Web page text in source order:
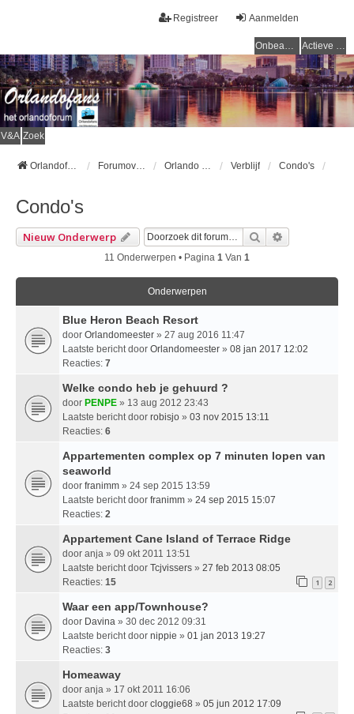
Aanmelden
Registreer
Onbeantwoorde onderwerpen Actieve onderwerpen
V&A Zoek
Orlandofans Homepage Forumoverzicht Orlando & omgeving Verblijf Condo's
Condo's
Nieuw Onderwerp Zoek
11 Onderwerpen • Pagina 1 Van 1
Onderwerpen
Blue Heron Beach Resort
door Orlandomeester » 27 aug 2016 11:47
Laatste bericht door Orlandomeester » 08 jan 2017 12:02
Reacties: 7
Welke condo heb je gehuurd ?
door PENPE » 13 aug 2012 23:43
Laatste bericht door robisjo » 03 nov 2015 13:11
Reacties: 6
Appartementen complex op 7 minuten lopen van
seaworld
door franimm » 24 sep 2015 13:59
Laatste bericht door franimm » 24 sep 2015 15:07
Reacties: 2
Appartement Cane Island of Terrace Ridge
door anja » 09 okt 2011 13:51
Laatste bericht door Tcjvissers » 27 feb 2013 08:05
Reacties: 15 1 2
Waar een app/Townhouse?
door Davina » 30 dec 2012 09:31
Laatste bericht door nippie » 01 jan 2013 19:27
Reacties: 3
Homeaway
door anja » 17 okt 2011 16:06
Laatste bericht door cloggie68 » 05 jun 2012 17:09